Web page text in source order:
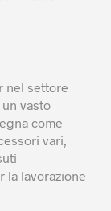
nel settore
vasto
come
vari,
la lavorazione